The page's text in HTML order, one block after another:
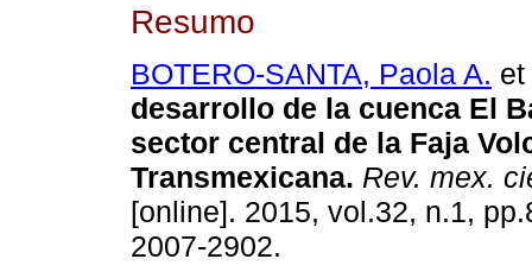
Resumo
BOTERO-SANTA, Paola A. et
desarrollo de la cuenca El
sector central de la Faja
Transmexicana. Rev. mex.
[online]. 2015, vol.32, n.1,
2007-2902.